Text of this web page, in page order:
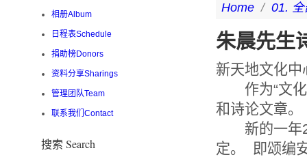
相册Album
日程表Schedule
捐助榜Donors
资料分享Sharings
管理团队Team
联系我们Contact
搜索 Search
Home / 01.
朱晨先生
新天地文化中
作为“文化
和诗论文章。
新的一年
定。 即颂编